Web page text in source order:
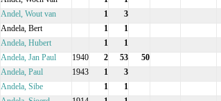
Andel, Wout van
1 3
Andela, Bert
1 1
Andela, Hubert
1 1
Andela, Jan Paul
1940 2 53 50
Andela, Paul
1943 1 3
Andela, Sibe
1 1